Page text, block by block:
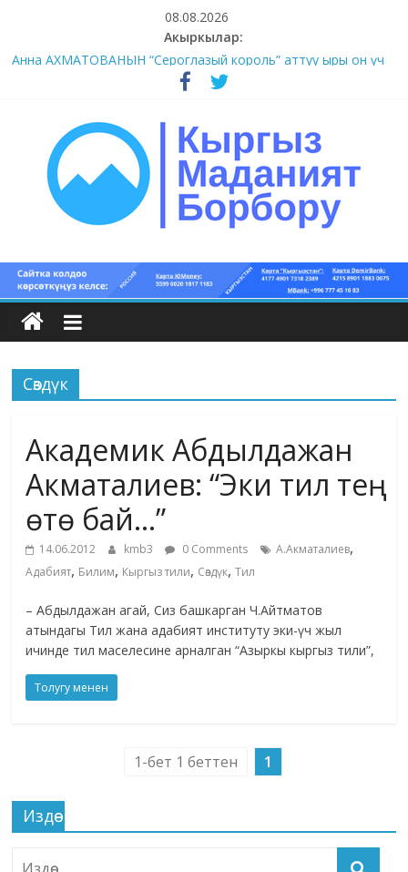
content
08.08.2026
Акыркылар:
#1-4 (55 сөз сынагы)
Анна АХМАТОВАНЫН “Сероглазый король” аттуу ыры он үч
#9-10 (55 сөз сынагы)
#5-8 (55 сөз сынагы)
Кыргыз
маданият
борбору
Кыргыз
жана
адабияты
Сөздүк
Академик Абдылдажан
Акматалиев: “Эки тил тең
өтө бай…”
14.06.2012 kmb3 0 Comments А.Акматалиев,
Адабият, Билим, Кыргыз тили, Сөздүк,Тил
– Абдылдажан агай, Сиз башкарган Ч.Айтматов
атындагы Тил жана адабият институту эки-үч жыл
ичинде тил маселесине арналган “Азыркы кыргыз тили”,
Толугу менен
1-бет 1 беттен 1
Издөө